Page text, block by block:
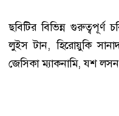
ছবিটির বিভিন্ন গুরুত্বপূর্ণ
লুইস টান, হিরোয়ুকি
জেসিকা ম্যাকনামি, যশ